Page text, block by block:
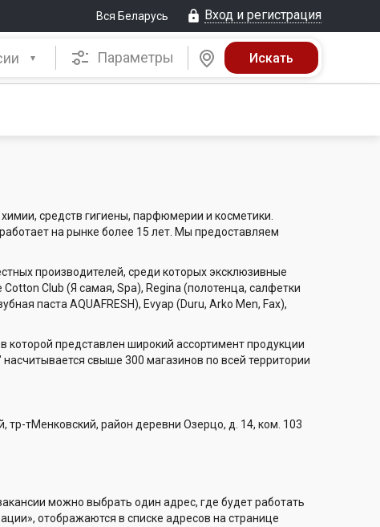
Вся Беларусь Вход и регистрация
Параметры
средств гигиены, парфюмерии и косметики.
на рынке более 15 лет. Мы предоставляем
производителей, среди которых эксклюзивные
Club (Я самая, Spa), Regina (полотенца, салфетки
паста AQUAFRESH), Evyap (Duru, Arko Men, Fax),
которой представлен широкий ассортимент продукции
свыше 300 магазинов по всей территории
тМенковский, район деревни Озерцо, д. 14, ком. 103
можно выбрать один адрес, где будет работать
отображаются в списке адресов на странице